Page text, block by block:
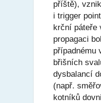
příště),
i trigger
krční páteře
propagaci
případnému
břišních
dysbalancí
(např.
kotníků